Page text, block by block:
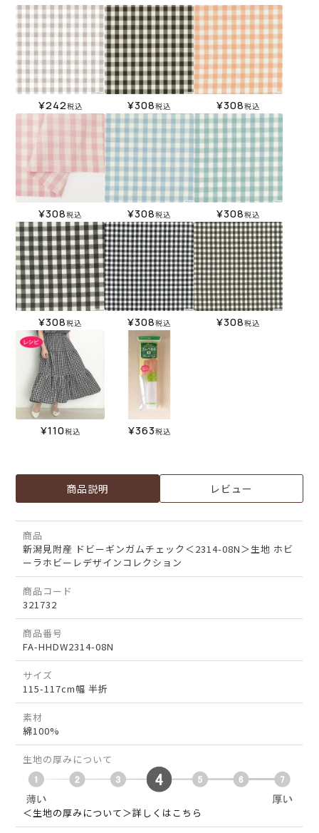
¥242税込 ¥308税込 ¥308税込
¥308税込 ¥308税込 ¥308税込
¥308税込 ¥308税込 ¥308税込
¥110税込 ¥363税込
商品説明 レビュー
商品
新潟見附産 ドビーギンガムチェック＜2314-08N＞生地 ホビ
ーラホビーレデザインコレクション
商品コード
321732
商品番号
FA-HHDW2314-08N
サイズ
115-117cm幅 半折
素材
綿100%
生地の厚みについて
＜生地の厚みについて＞詳しくはこちら